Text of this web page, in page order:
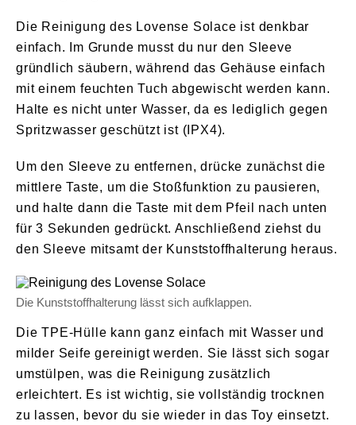
Die Reinigung des Lovense Solace ist denkbar
einfach. Im Grunde musst du nur den Sleeve
gründlich säubern, während das Gehäuse einfach
mit einem feuchten Tuch abgewischt werden kann.
Halte es nicht unter Wasser, da es lediglich gegen
Spritzwasser geschützt ist (IPX4).
Um den Sleeve zu entfernen, drücke zunächst die
mittlere Taste, um die Stoßfunktion zu pausieren,
und halte dann die Taste mit dem Pfeil nach unten
für 3 Sekunden gedrückt. Anschließend ziehst du
den Sleeve mitsamt der Kunststoffhalterung heraus.
Die Kunststoffhalterung lässt sich aufklappen.
Die TPE-Hülle kann ganz einfach mit Wasser und
milder Seife gereinigt werden. Sie lässt sich sogar
umstülpen, was die Reinigung zusätzlich
erleichtert. Es ist wichtig, sie vollständig trocknen
zu lassen, bevor du sie wieder in das Toy einsetzt.